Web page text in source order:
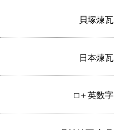
貝塚煉瓦
日本煉瓦
□＋英数字